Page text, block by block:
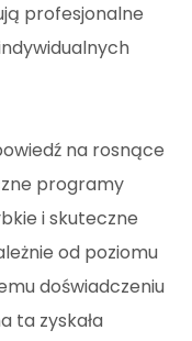
profesjonalne
na rosnące
programy
i skuteczne
od poziomu
doświadczeniu
ta zyskała